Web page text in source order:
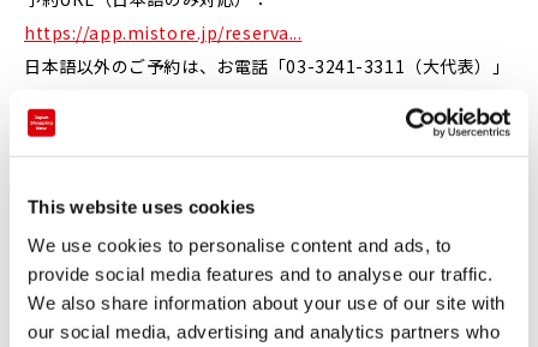
This website uses cookies
We use cookies to personalise content and ads, to
provide social media features and to analyse our traffic.
We also share information about your use of our site with
our social media, advertising and analytics partners who
https://app.mistore.jp/reserva...
日本語以外のご予約は、お電話「03-3241-3311（大代表）」
※サービス内容によって、有料のサービスもございます。"
ば、サイズ、お好きなブランドやテイスト、サイズ、事前にご
要望内容やお悩みなどをお伺いさせて頂きます。
・スペシャリストがお客さまのご要望を受けて、各フロアを巡
り、自分ではなかなか探し出せないショップやフロアも含め
て、いろいろなアイテムを組み合わせながらコーディネートな